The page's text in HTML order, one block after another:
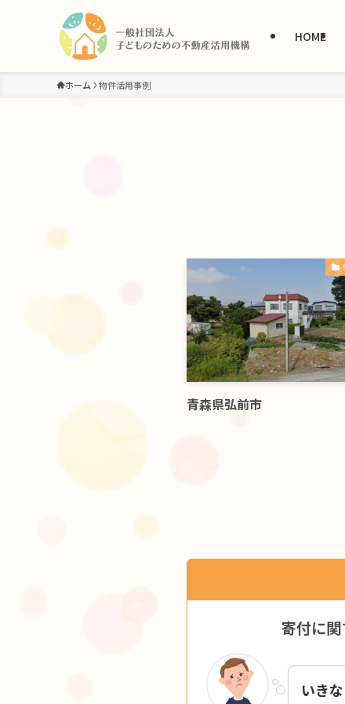
HOME
ホーム 物件活用事例
青森県弘前市
寄付に
いき